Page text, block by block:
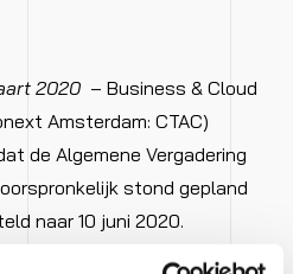
2020 – Business & Cloud
Amsterdam: CTAC)
de Algemene Vergadering
stond gepland
naar 10 juni 2020.